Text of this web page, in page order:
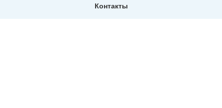
Контакты